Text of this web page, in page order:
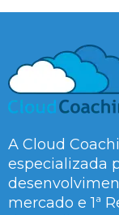
A Cloud
especializada
mercado e 1ª